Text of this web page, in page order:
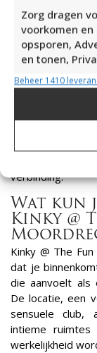
Zorg dragen
voorkomen
opsporen,
en tonen,
Beheer 1410
georganiseerd
ontwikkeld tot
Nederland.
bezoekers,
liefhebbers, die
gelijkgestemden
In dit blog
The Fun, hoe
bijzonder
iedereen die
verbinding.
Wat kun
Kinky @
Kinky @ The
dat je
die aanvoelt als
De locatie, een
sensuele club,
intieme ruimtes
werkelijkheid